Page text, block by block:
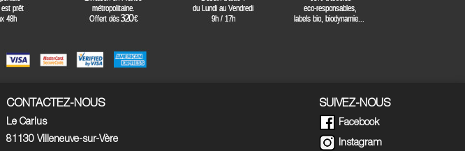
CONTACTEZ-NOUS
Le Carlus
81130 Villeneuve-sur-Vère
SUIVEZ-NOUS
Facebook
Instagram